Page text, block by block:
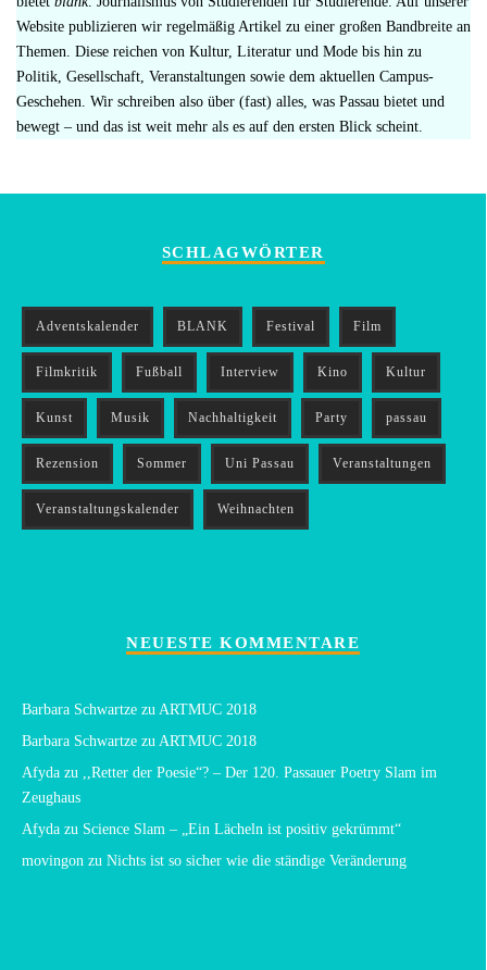
Website publizieren wir regelmäßig Artikel zu einer großen Bandbreite an
Themen. Diese reichen von Kultur, Literatur und Mode bis hin zu
Politik, Gesellschaft, Veranstaltungen sowie dem aktuellen Campus-
Geschehen. Wir schreiben also über (fast) alles, was Passau bietet und
bewegt – und das ist weit mehr als es auf den ersten Blick scheint.
SCHLAGWÖRTER
Adventskalender BLANK Festival Film
Filmkritik Fußball Interview Kino Kultur
Kunst Musik Nachhaltigkeit Party passau
Rezension Sommer Uni Passau Veranstaltungen
Veranstaltungskalender Weihnachten
NEUESTE KOMMENTARE
Barbara Schwartze zu ARTMUC 2018
Barbara Schwartze zu ARTMUC 2018
Afyda zu
,,Retter der Poesie“? – Der 120. Passauer Poetry Slam im
Zeughaus
Afyda zu Science Slam – „Ein Lächeln ist positiv gekrümmt“
movingon zu Nichts ist so sicher wie die ständige Veränderung